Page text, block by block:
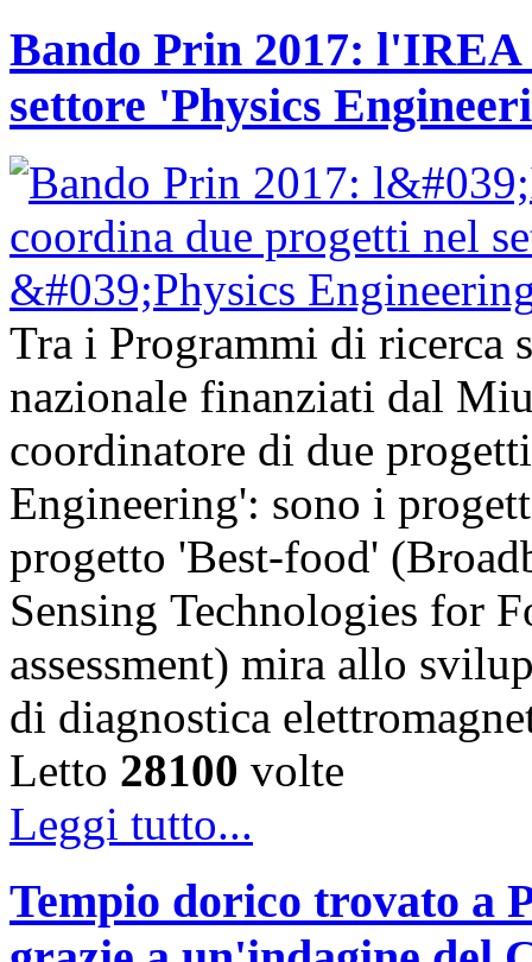
Bando Prin 2017:
settore 'Physics
Tra i Programmi di ricerca
nazionale finanziati dal
coordinatore di due
Engineering': sono i
progetto 'Best-food'
Sensing Technologies for
assessment) mira allo
di diagnostica
Letto 28100 volte
Leggi tutto...
Tempio dorico trovato a